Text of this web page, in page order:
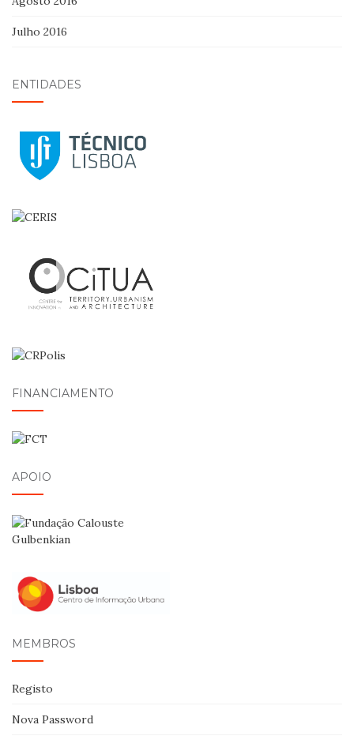
Julho 2016
ENTIDADES
FINANCIAMENTO
APOIO
MEMBROS
Registo
Nova Password